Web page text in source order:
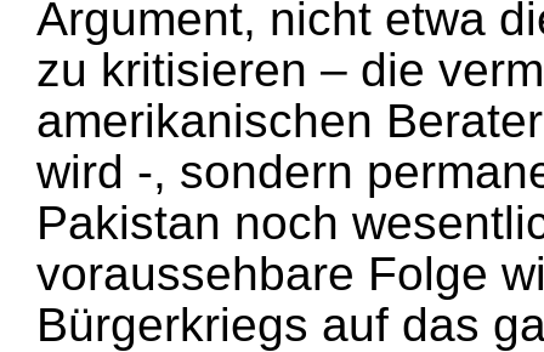
Argument, nicht etwa
zu kritisieren – die
amerikanischen
wird -, sondern
Pakistan noch
voraussehbare Folge
Bürgerkriegs auf das